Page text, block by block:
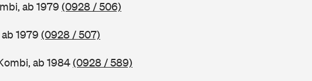
ab 1979 (0928 / 506)
1979 (0928 / 507)
ab 1984(0928 / 589)